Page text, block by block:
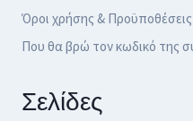
Όροι χρήσης & Προϋποθέσεις
Που θα βρώ τον κωδικό της
Σελίδες